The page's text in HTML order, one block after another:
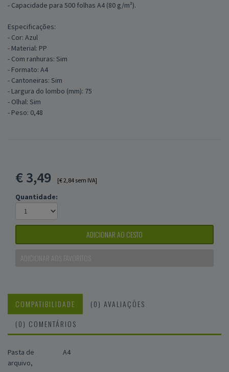
- Capacidade para 500 folhas A4 (80 g/m²).
Especificações:
- Cor: Azul
- Material: PP
- Com ranhuras: Sim
- Formato: A4
- Cantoneiras: Sim
- Largura do lombo (mm): 75
- Olhal: Sim
- Peso: 0,48
€3,49 [€ 2,84 sem IVA]
Quantidade:
ADICIONAR AO CESTO
ADICIONAR AOS FAVORITOS
COMPATIBILIDADE
(0) AVALIAÇÕES
(0) COMENTÁRIOS
Pasta de
arquivo,
A4